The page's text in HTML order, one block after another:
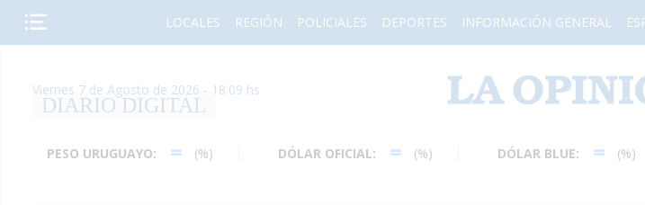
LOCALES REGIÓN POLICIALES DEPORTES INFORMACIÓN GENERAL
Viernes 7 de Agosto de 2026 - 18:09 hs
DIARIO DIGITAL
PESO URUGUAYO: (%) DÓLAR OFICIAL: (%) DÓLAR BLUE: (%)